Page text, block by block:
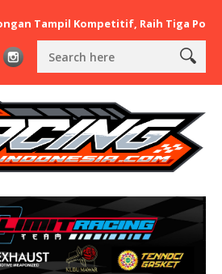
Kompetitif, Raih Tiga Podium di